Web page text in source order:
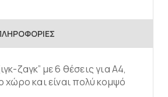
ζαγκ” με 6 θέσεις για Α4,
χώρο και είναι πολύ κομψό